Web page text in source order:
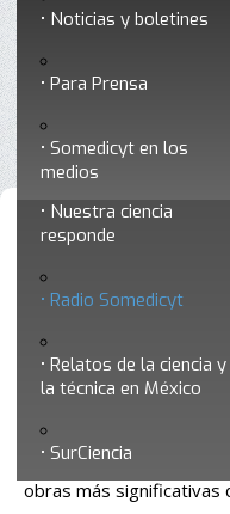
Premios a divulgadores
Ciencia y Tecnología
Nuestra ciencia
responde
Radio Somedicyt
Relatos de la ciencia y
la técnica en México
SurCiencia
Noticias y boletines
Para Prensa
Somedicyt en los
medios
Contacto
•
En su tinta
“En su tinta”es una
obras más significativas